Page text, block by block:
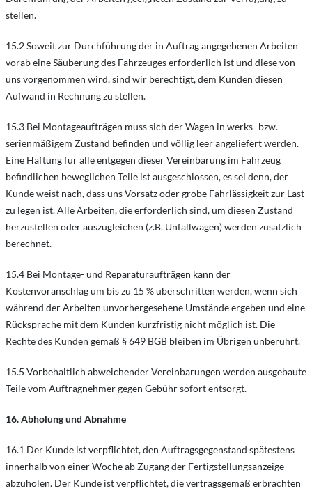
stellen.
15.2 Soweit zur Durchführung der in Auftrag angegebenen Arbeiten
vorab eine Säuberung des Fahrzeuges erforderlich ist und diese von
uns vorgenommen wird, sind wir berechtigt, dem Kunden diesen
Aufwand in Rechnung zu stellen.
15.3 Bei Montageaufträgen muss sich der Wagen in werks- bzw.
serienmäßigem Zustand befinden und völlig leer angeliefert werden.
Eine Haftung für alle entgegen dieser Vereinbarung im Fahrzeug
befindlichen beweglichen Teile ist ausgeschlossen, es sei denn, der
Kunde weist nach, dass uns Vorsatz oder grobe Fahrlässigkeit zur Last
zu legen ist. Alle Arbeiten, die erforderlich sind, um diesen Zustand
herzustellen oder auszugleichen (z.B. Unfallwagen) werden zusätzlich
berechnet.
15.4 Bei Montage- und Reparaturaufträgen kann der
Kostenvoranschlag um bis zu 15 % überschritten werden, wenn sich
während der Arbeiten unvorhergesehene Umstände ergeben und eine
Rücksprache mit dem Kunden kurzfristig nicht möglich ist. Die
Rechte des Kunden gemäß § 649 BGB bleiben im Übrigen unberührt.
15.5 Vorbehaltlich abweichender Vereinbarungen werden ausgebaute
Teile vom Auftragnehmer gegen Gebühr sofort entsorgt.
16. Abholung und Abnahme
16.1 Der Kunde ist verpflichtet, den Auftragsgegenstand spätestens
innerhalb von einer Woche ab Zugang der Fertigstellungsanzeige
abzuholen. Der Kunde ist verpflichtet, die vertragsgemäß erbrachten